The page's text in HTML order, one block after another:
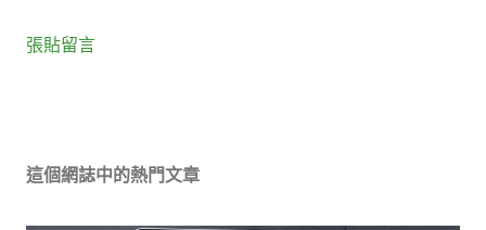
張貼留言
這個網誌中的熱門文章